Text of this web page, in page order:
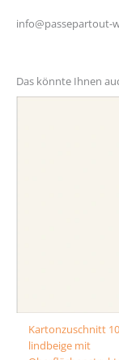
info@passepartout-
Das könnte Ihnen
Kartonzuschnitt
lindbeige mit